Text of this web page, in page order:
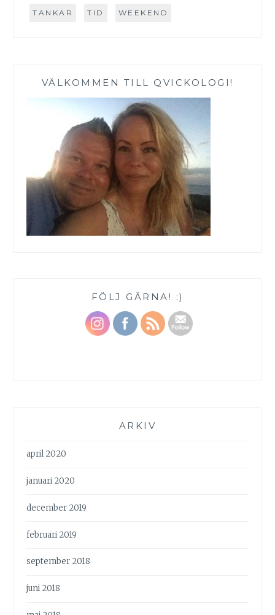
TANKAR TID WEEKEND
VÄLKOMMEN TILL QVICKOLOGI!
FÖLJ GÄRNA! :)
ARKIV
april 2020
januari 2020
december 2019
februari 2019
september 2018
juni 2018